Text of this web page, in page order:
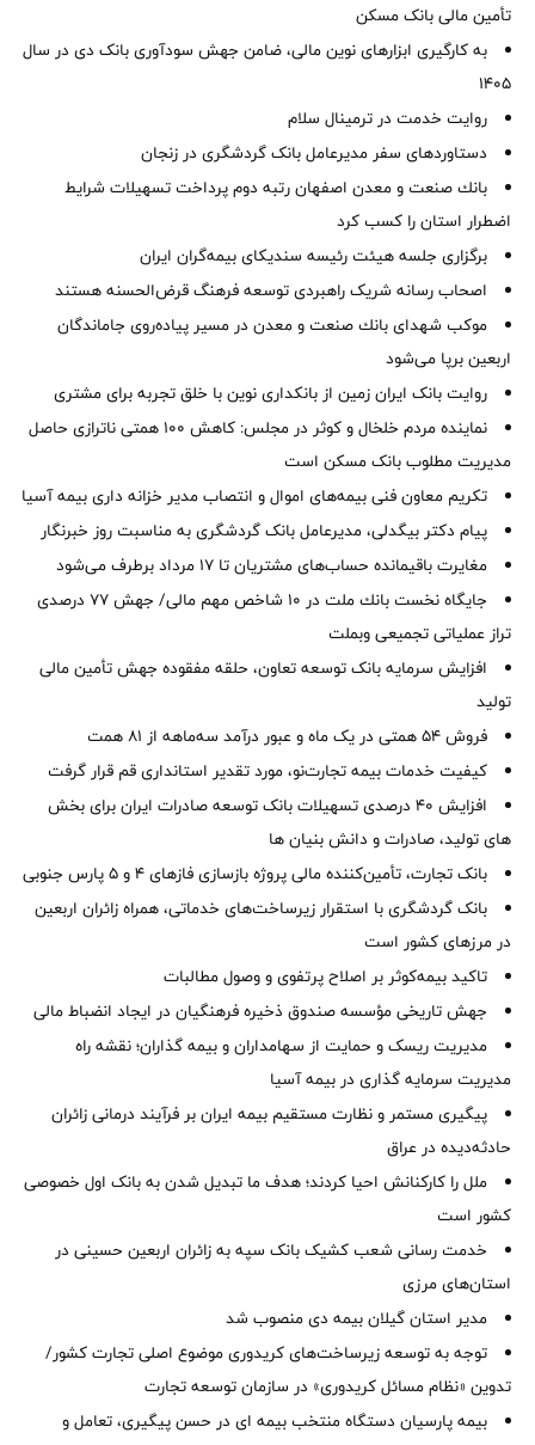
تأمین مالی بانک مسکن
به کارگیری ابزارهای نوین مالی، ضامن جهش سودآوری بانک دی در سال
1405
روایت خدمت در ترمینال سلام
دستاوردهای سفر مدیرعامل بانک گردشگری در زنجان
بانك صنعت و معدن اصفهان رتبه دوم پرداخت تسهیلات شرایط
اضطرار استان را كسب كرد
برگزاری جلسه هیئت رئیسه سندیکای بیمه‌گران ایران
اصحاب رسانه شریک راهبردی توسعه فرهنگ قرض‌الحسنه هستند
موكب شهدای بانك صنعت و معدن در مسیر پیاده‌روی جاماندگان
اربعین برپا می‌شود
روایت بانک ایران زمین از بانکداری نوین با خلق تجربه برای مشتری
نماینده مردم خلخال و کوثر در مجلس: کاهش ۱۰۰ همتی ناترازی حاصل
مدیریت مطلوب بانک مسکن است
تکریم معاون فنی بیمه‌های اموال و انتصاب مدیر خزانه داری بیمه آسیا
پیام دکتر بیگدلی، مدیرعامل بانک گردشگری به مناسبت روز خبرنگار
مغایرت‌ باقیمانده حساب‌های مشتریان تا ۱۷ مرداد برطرف می‌شود
جایگاه نخست بانك ملت در 10 شاخص مهم مالی/ جهش 77 درصدی
تراز عملیاتی تجمیعی وبملت
افزایش سرمایه بانک توسعه تعاون، حلقه مفقوده جهش تأمین مالی
تولید
فروش 54 همتی در یک ماه و عبور درآمد سه‌ماهه از 81 همت
کیفیت خدمات بیمه تجارت‌نو، مورد تقدیر استانداری قم قرار گرفت
افزایش 40 درصدی تسهیلات بانک توسعه صادرات ایران برای بخش
های تولید، صادرات و دانش بنیان ها
بانک تجارت، تأمین‌کننده مالی پروژه بازسازی فازهای ۴ و ۵ پارس جنوبی
بانک گردشگری با استقرار زیرساخت‌های خدماتی، همراه زائران اربعین
در مرزهای کشور است
تاکید بیمه‌کوثر بر اصلاح پرتفوی و وصول مطالبات ‌
جهش تاریخی مؤسسه صندوق ذخیره فرهنگیان در ایجاد انضباط مالی
مدیریت ریسک و حمایت از سهامداران و بیمه گذاران؛ نقشه راه
مدیریت سرمایه گذاری در بیمه آسیا
پیگیری مستمر و نظارت مستقیم بیمه ایران بر فرآیند درمانی زائران
حادثه‌دیده در عراق
ملل را کارکنانش احیا کردند؛ هدف ما تبدیل شدن به بانک اول خصوصی
کشور است
خدمت رسانی شعب کشیک بانک سپه به زائران اربعین حسینی در
استان‌‌های مرزی
‌مدیر استان گیلان بیمه دی منصوب شد
توجه به توسعه زیرساخت‌های کریدوری موضوع اصلی تجارت کشور/
تدوین «نظام مسائل کریدوری» در سازمان توسعه تجارت
بیمه پارسیان دستگاه منتخب بیمه ای در حسن پیگیری، تعامل و